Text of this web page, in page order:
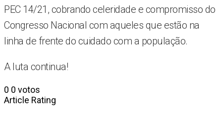
PEC 14/21, cobrando celeridade e compromisso do
Congresso Nacional com aqueles que estão na
linha de frente do cuidado com a população.
A luta continua!
0 0 votos
Article Rating